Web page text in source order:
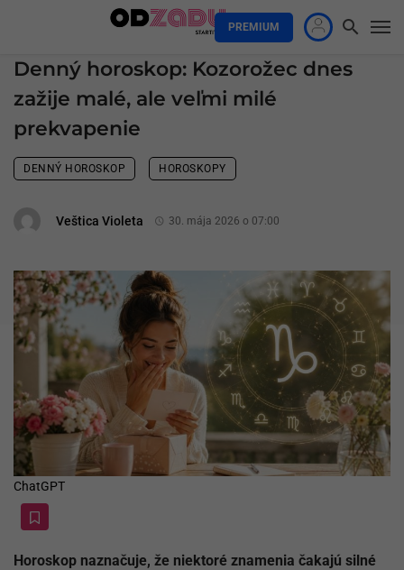
PREMIUM
Denný horoskop: Kozorožec dnes
zažije malé, ale veľmi milé
prekvapenie
DENNÝ HOROSKOP HOROSKOPY
Veštica Violeta 30. mája 2026 o 07:00
ChatGPT
Horoskop naznačuje, že niektoré znamenia čakajú silné